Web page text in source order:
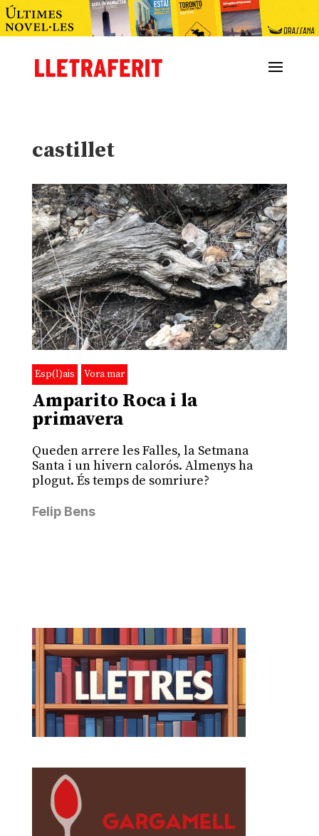
castillet
Esp(l)ais Vora mar
Amparito Roca i la
primavera
Queden arrere les Falles, la Setmana
Santa i un hivern calorós. Almenys ha
plogut. És temps de somriure?
Felip Bens